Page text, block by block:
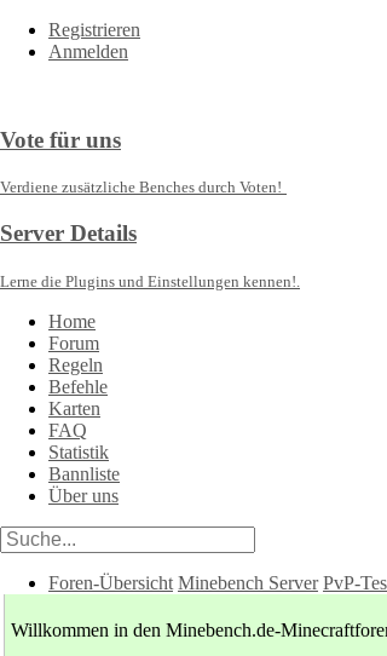
Registrieren
Anmelden
Vote für uns
Verdiene zusätzliche Benches durch Voten!
Server Details
Lerne die Plugins und Einstellungen kennen!.
Home
Forum
Regeln
Befehle
Karten
FAQ
Statistik
Bannliste
Über uns
Foren-Übersicht Minebench Server PvP-
Willkommen in den Minebench.de-